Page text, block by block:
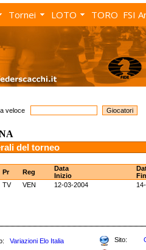
Tornei LOTO TORO FSI
veloce
del torneo
Pr Reg
Data
Inizio
TV VEN 12-03-2004
Variazioni Elo Italia Sito: